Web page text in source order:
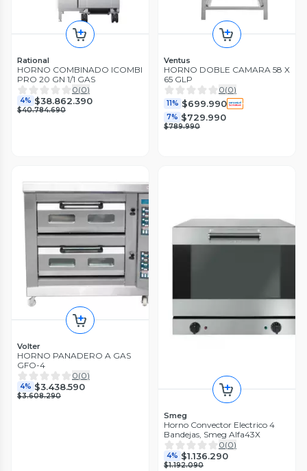
Rational
HORNO COMBINADO ICOMBI
PRO 20 GN 1/1 GAS
0(0)
4% $38.862.390
$40.784.690
Ventus
HORNO DOBLE CAMARA 58 X
65 GLP
0(0)
11% $699.990
7% $729.990
$789.990
Volter
HORNO PANADERO A GAS
GFO-4
0(0)
4% $3.438.590
$3.608.290
Smeg
Horno Convector Electrico 4
Bandejas, Smeg Alfa43X
0(0)
4% $1.136.290
$1.192.090